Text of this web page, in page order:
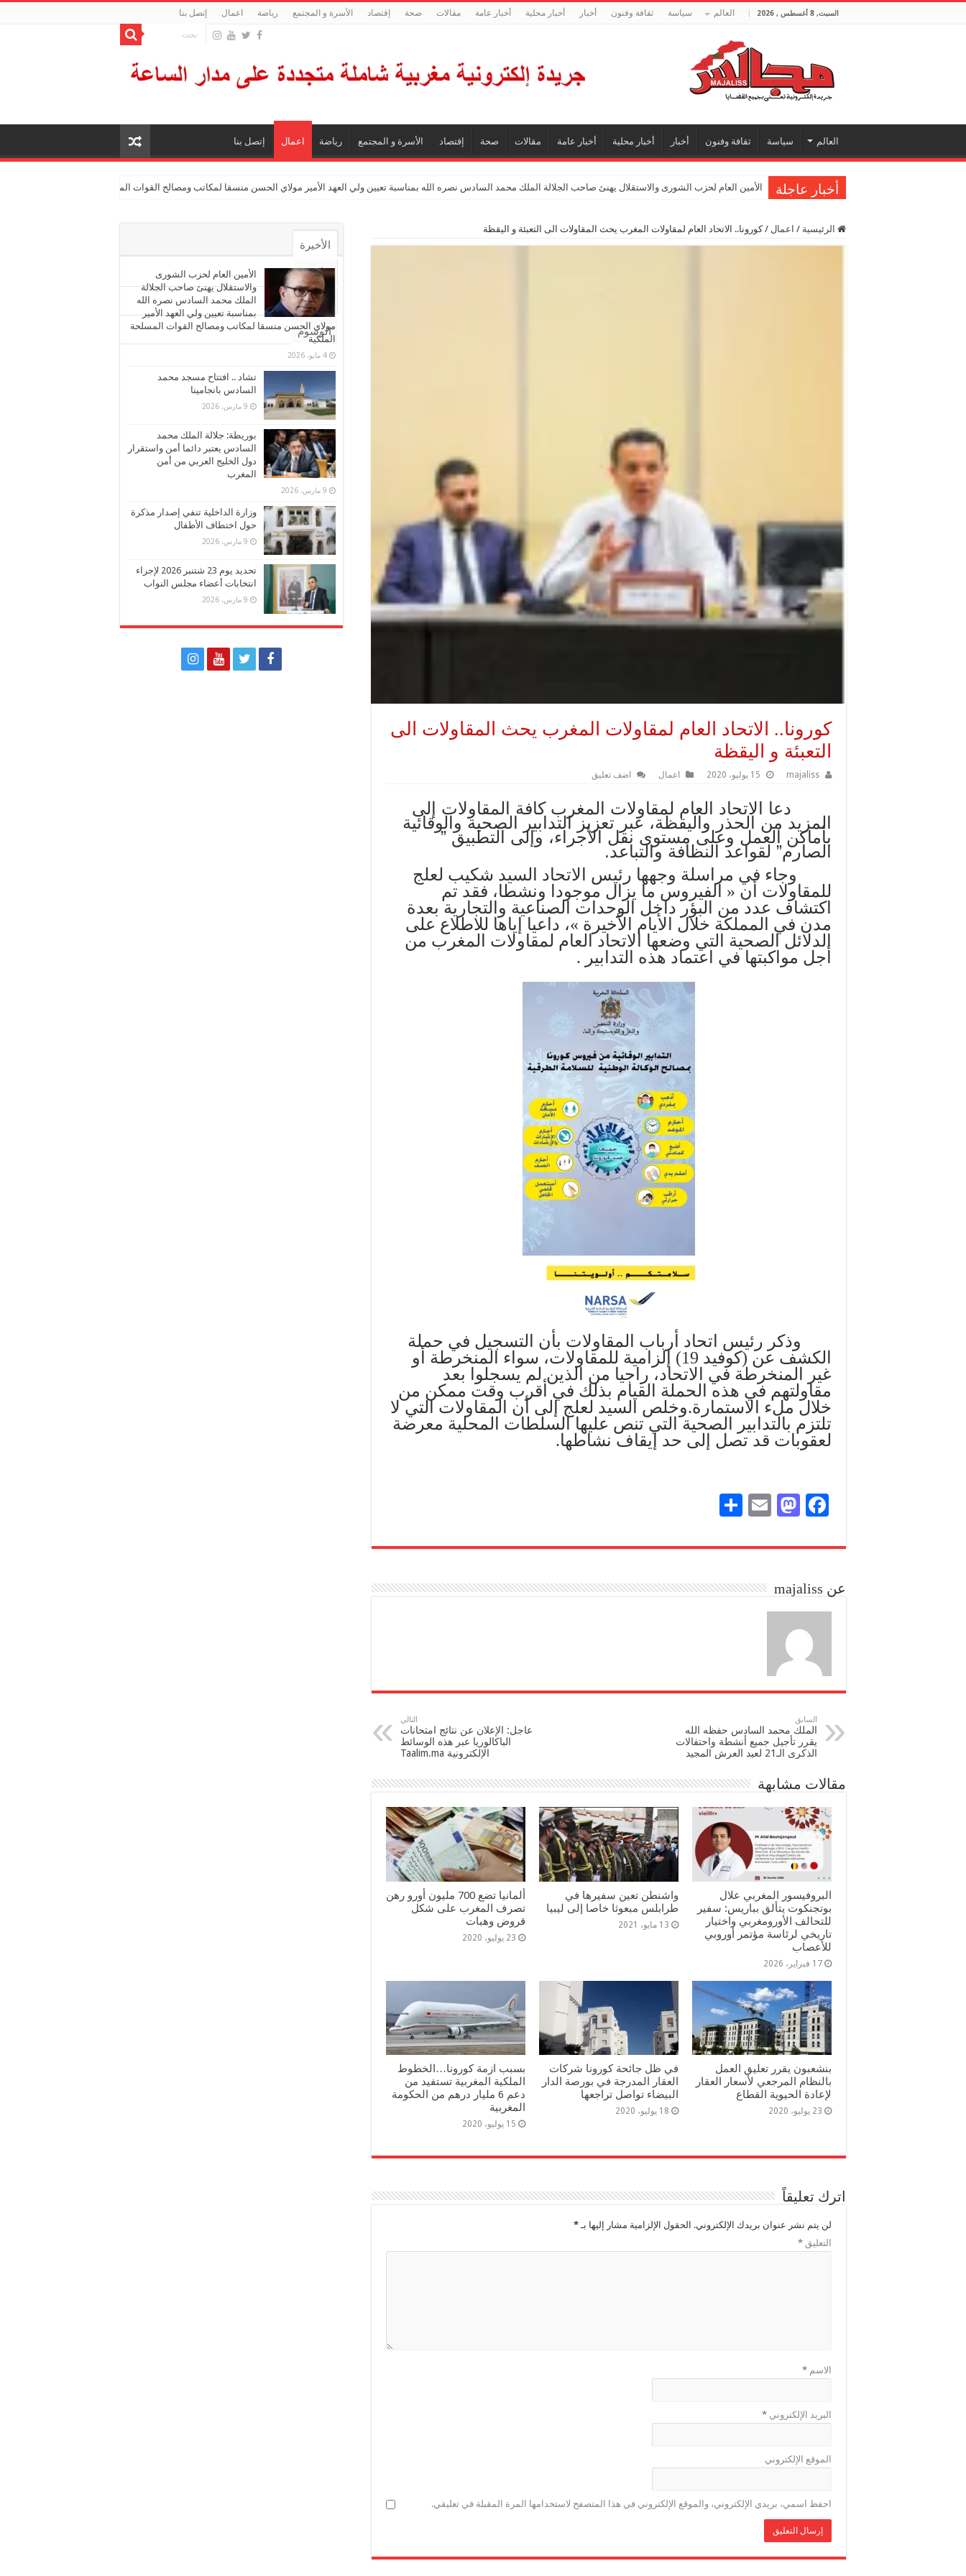
السبت, 8 أغسطس , 2026 العالم سياسة ثقافة وفنون أخبار أخبار محلية أخبار عامة مقالات صحة إقتصاد الأسرة و المجتمع رياضة اعمال إتصل بنا
العالم سياسة ثقافة وفنون أخبار أخبار محلية أخبار عامة مقالات صحة إقتصاد الأسرة و المجتمع رياضة اعمال إتصل بنا
أخبار عاجلة الأمين العام لحزب الشورى والاستقلال يهنئ صاحب الجلالة الملك محمد السادس نصره الله بمناسبة تعيين ولي العهد الأمير مولاي الحسن منسقا لمكاتب ومصالح القوات المسلحة الملكية
الرئيسية / اعمال / كورونا.. الاتحاد العام لمقاولات المغرب يحث المقاولات الى التعبئة و اليقظة
كورونا.. الاتحاد العام لمقاولات المغرب يحث المقاولات الى
التعبئة و اليقظة
majaliss 15 يوليو، 2020 اعمال اضف تعليق
دعا الاتحاد العام لمقاولات المغرب كافة المقاولات إلى
المزيد من الحذر واليقظة، عبر تعزيز التدابير الصحية والوقائية
بأماكن العمل وعلى مستوى نقل الأجراء، وإلى التطبيق ”
الصارم” لقواعد النظافة والتباعد.
وجاء في مراسلة وجهها رئيس الاتحاد السيد شكيب لعلج
للمقاولات أن « الفيروس ما يزال موجودا ونشطا، فقد تم
اكتشاف عدد من البؤر داخل الوحدات الصناعية والتجارية بعدة
مدن في المملكة خلال الأيام الأخيرة »، داعيا إياها للاطلاع على
الدلائل الصحية التي وضعها الاتحاد العام لمقاولات المغرب من
أجل مواكبتها في اعتماد هذه التدابير .
وذكر رئيس اتحاد أرباب المقاولات بأن التسجيل في حملة
الكشف عن (كوفيد 19) إلزامية للمقاولات، سواء المنخرطة أو
غير المنخرطة في الاتحاد، راجيا من الذين لم يسجلوا بعد
مقاولتهم في هذه الحملة القيام بذلك في أقرب وقت ممكن من
خلال ملء الاستمارة.وخلص السيد لعلج إلى أن المقاولات التي لا
تلتزم بالتدابير الصحية التي تنص عليها السلطات المحلية معرضة
لعقوبات قد تصل إلى حد إيقاف نشاطها.
Fa
bo
M
to
n
E
ail
re
عن majaliss
السابق
الملك محمد السادس حفظه الله
يقرر تأجيل جميع أنشطة واحتفالات
الذكرى الـ21 لعيد العرش المجيد
التالي
عاجل: الإعلان عن نتائج امتحانات
الباكالوريا عبر هذه الوسائط
الإلكترونية Taalim.ma
مقالات مشابهة
البروفيسور المغربي علال
بوتجنكوت يتألق بباريس: سفير
للتحالف الأورومغربي واختيار
تاريخي لرئاسة مؤتمر أوروبي
للأعصاب
17 فبراير، 2026
واشنطن تعين سفيرها في
طرابلس مبعوثا خاصا إلى ليبيا
13 مايو، 2021
ألمانيا تضع 700 مليون أورو رهن
تصرف المغرب على شكل
قروض وهبات
23 يوليو، 2020
بنشعبون يقرر تعليق العمل
بالنظام المرجعي لأسعار العقار
لإعادة الحيوية القطاع
23 يوليو، 2020
في ظل جائحة كورونا شركات
العقار المدرجة في بورصة الدار
البيضاء تواصل تراجعها
18 يوليو، 2020
بسبب ازمة كورونا…الخطوط
الملكية المغربية تستفيد من
دعم 6 مليار درهم من الحكومة
المغربية
15 يوليو، 2020
اترك تعليقاً
لن يتم نشر عنوان بريدك الإلكتروني. الحقول الإلزامية مشار إليها بـ *
التعليق *
الاسم *
البريد الإلكتروني *
الموقع الإلكتروني
احفظ اسمي، بريدي الإلكتروني، والموقع الإلكتروني في هذا المتصفح لاستخدامها المرة المقبلة في تعليقي.
الأخيرة
الأشهر
تعليقات
الوسوم
الأمين العام لحزب الشورى
والاستقلال يهنئ صاحب الجلالة
الملك محمد السادس نصره الله
بمناسبة تعيين ولي العهد الأمير
مولاي الحسن منسقا لمكاتب ومصالح القوات المسلحة
الملكية
4 مايو، 2026
تشاد .. افتتاح مسجد محمد
السادس بانجامينا
9 مارس، 2026
بوريطة: جلالة الملك محمد
السادس يعتبر دائما أمن واستقرار
دول الخليج العربي من أمن
المغرب
9 مارس، 2026
وزارة الداخلية تنفي إصدار مذكرة
حول اختطاف الأطفال
9 مارس، 2026
تحديد يوم 23 شتنبر 2026 لإجراء
انتخابات أعضاء مجلس النواب
9 مارس، 2026